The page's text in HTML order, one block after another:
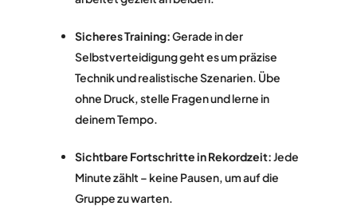
Sicheres Training:Gerade in der
Selbstverteidigung geht es um präzise
Technik und realistische Szenarien. Übe
ohne Druck, stelle Fragen und lerne in
deinem Tempo.
Sichtbare Fortschritte in Rekordzeit:Jede
Minute zählt – keine Pausen, um auf die
Gruppe zu warten.